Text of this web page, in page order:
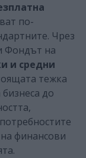
по-
Чрез
Фондът на
и средни
тежка
до
финансови